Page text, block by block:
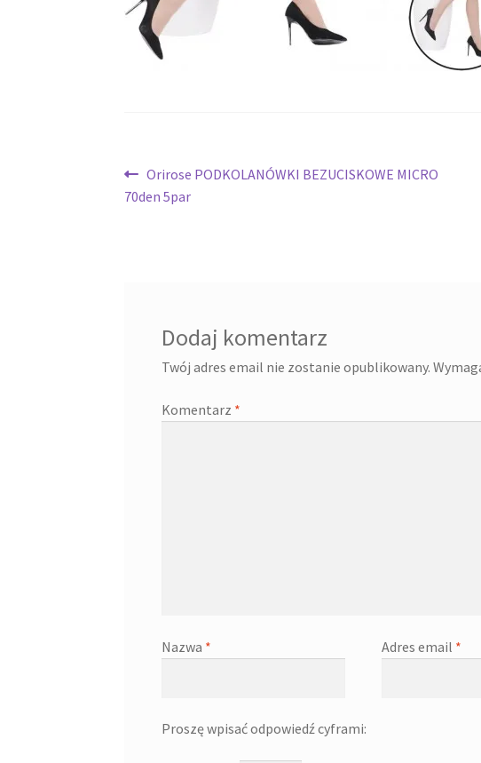
Nawigacja
wpisu
Poprzedni
wpis:
Orirose PODKOLANÓWKI BEZUCISKOWE MICRO
70den 5par
Dodaj komentarz
Twój adres email nie zostanie opublikowany.
Komentarz *
Nazwa * Adres email *
Proszę wpisać odpowiedź cyframi: